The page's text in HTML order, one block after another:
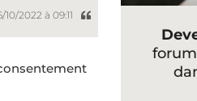
10/2022 à 09:11